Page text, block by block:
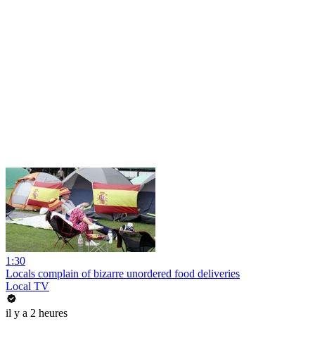
1:30
Locals complain of bizarre unordered food deliveries
Local TV
il y a 2 heures